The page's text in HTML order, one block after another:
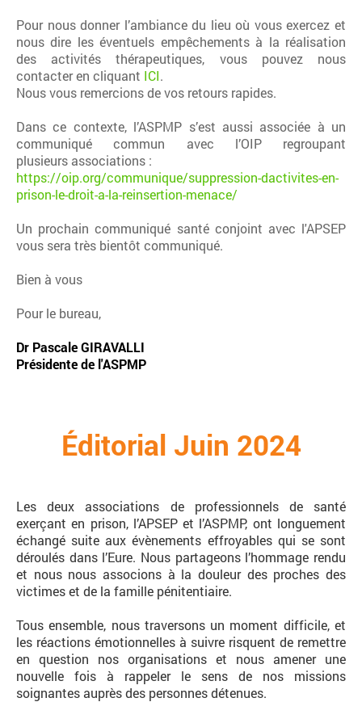
Pour nous donner l’ambiance du lieu où vous exercez et
nous dire les éventuels empêchements à la réalisation
des activités thérapeutiques, vous pouvez nous
contacter en cliquant ICI.
Nous vous remercions de vos retours rapides.
Dans ce contexte, l’ASPMP s’est aussi associée à un
communiqué commun avec l’OIP regroupant
plusieurs associations :
https://oip.org/communique/suppression-dactivites-en-
prison-le-droit-a-la-reinsertion-menace/
Un prochain communiqué santé conjoint avec l'APSEP
vous sera très bientôt communiqué.
Bien à vous
Pour le bureau,
Dr Pascale GIRAVALLI
Présidente de l'ASPMP
Éditorial Juin 2024
Les deux associations de professionnels de santé
exerçant en prison, l’APSEP et l’ASPMP, ont longuement
échangé suite aux évènements effroyables qui se sont
déroulés dans l’Eure. Nous partageons l’hommage rendu
et nous nous associons à la douleur des proches des
victimes et de la famille pénitentiaire.
Tous ensemble, nous traversons un moment difficile, et
les réactions émotionnelles à suivre risquent de remettre
en question nos organisations et nous amener une
nouvelle fois à rappeler le sens de nos missions
soignantes auprès des personnes détenues.